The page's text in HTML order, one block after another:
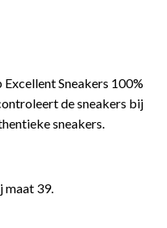
Sneakers 100%
de sneakers bij
sneakers.
maat 39.